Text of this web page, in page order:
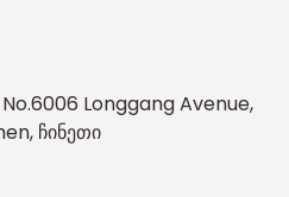
Longgang Avenue,
ჩინეთი